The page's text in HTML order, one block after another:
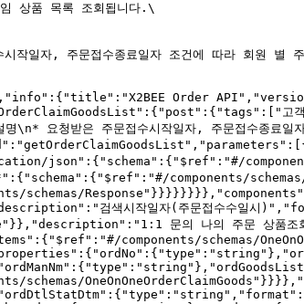
상품 목록 조회됩니다.\
작일자, 주문접수종료일자 조건에 따라 회원 별
Order
고객
\n* 요청받은 주문접수시작일자, 주문접수종료
json":{"schema":{"$ref":"#/
components/
schemas/
검색시작일자(주문접수수일시
문의 나의 주문 상품조
components/schemas/
schemas/